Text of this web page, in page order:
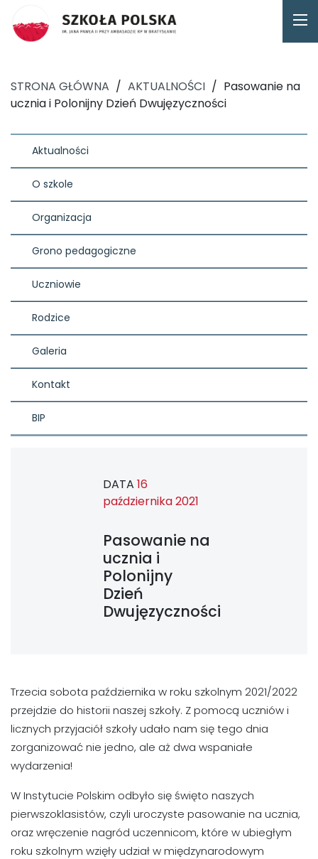
STRONA GŁÓWNA / AKTUALNOŚCI / Pasowanie na
ucznia i Polonijny Dzień Dwujęzyczności
Aktualności
O szkole
Organizacja
Grono pedagogiczne
Uczniowie
Rodzice
Galeria
Kontakt
BIP
DATA 16
października 2021
Pasowanie na
ucznia i
Polonijny
Dzień
Dwujęzyczności
Trzecia sobota października w roku szkolnym 2021/2022
przejdzie do historii naszej szkoły. Z pomocą uczniów i
licznych przyjaciół szkoły udało nam się tego dnia
zorganizować nie jedno, ale aż dwa wspaniałe
wydarzenia!
W Instytucie Polskim odbyło się święto naszych
pierwszoklasistów, czyli uroczyste pasowanie na ucznia,
oraz wręczenie nagród uczennicom, które w ubiegłym
roku szkolnym wzięły udział w międzynarodowym